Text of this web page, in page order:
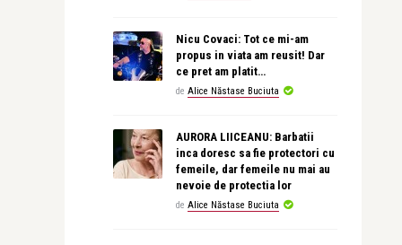
Nicu Covaci: Tot ce mi-am
propus in viata am reusit! Dar
ce pret am platit…
de Alice Năstase Buciuta
AURORA LIICEANU: Barbatii
inca doresc sa fie protectori cu
femeile, dar femeile nu mai au
nevoie de protectia lor
de Alice Năstase Buciuta